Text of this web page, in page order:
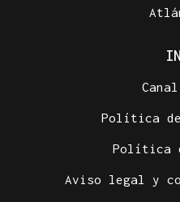
Política
Política
Aviso legal y